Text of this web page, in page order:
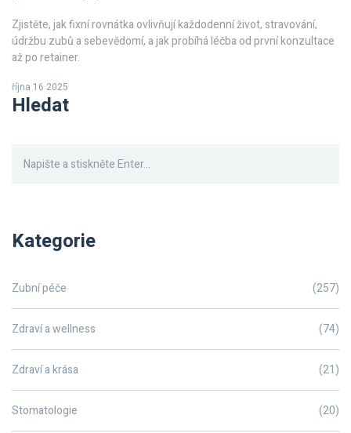
Zjistěte, jak fixní rovnátka ovlivňují každodenní život, stravování,
údržbu zubů a sebevědomí, a jak probíhá léčba od první konzultace
až po retainer.
října 16 2025
Hledat
Kategorie
Zubní péče (257)
Zdraví a wellness (74)
Zdraví a krása (21)
Stomatologie (20)